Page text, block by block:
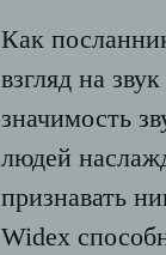
Как
взгляд на
значимость
людей
признавать
Widex